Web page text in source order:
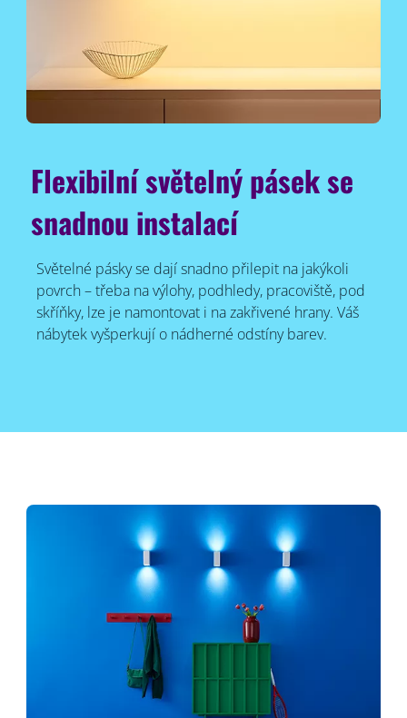
Flexibilní světelný pásek se
snadnou instalací
Světelné pásky se dají snadno přilepit na jakýkoli
povrch – třeba na výlohy, podhledy, pracoviště, pod
skříňky, lze je namontovat i na zakřivené hrany. Váš
nábytek vyšperkují o nádherné odstíny barev.